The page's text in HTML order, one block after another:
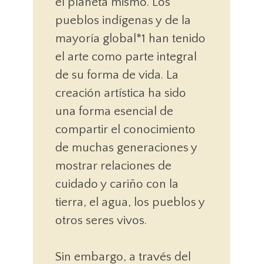
pueblos indígenas y de la
mayoría global*1 han tenido
el arte como parte integral
de su forma de vida. La
creación artística ha sido
una forma esencial de
compartir el conocimiento
de muchas generaciones y
mostrar relaciones de
cuidado y cariño con la
tierra, el agua, los pueblos y
otros seres vivos.
Sin embargo, a través del